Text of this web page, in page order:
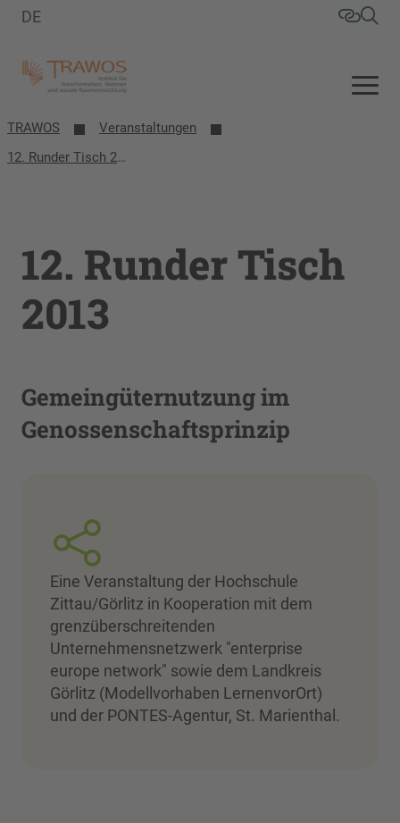
DE
TRAWOS
Veranstaltungen
12. Runder Tisch 2013
12. Runder Tisch
2013
Gemeingüternutzung im
Genossenschaftsprinzip
Eine Veranstaltung der Hochschule
Zittau/Görlitz in Kooperation mit dem
grenzüberschreitenden
Unternehmensnetzwerk "enterprise
europe network" sowie dem Landkreis
Görlitz (Modellvorhaben LernenvorOrt)
und der PONTES-Agentur, St. Marienthal.